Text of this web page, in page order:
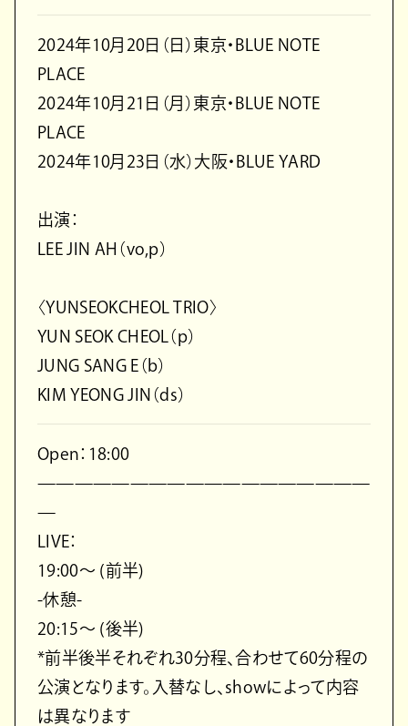
2024年10月20日（日）東京・BLUE NOTE
PLACE
2024年10月21日（月）東京・BLUE NOTE
PLACE
2024年10月23日（水）大阪・BLUE YARD
出演：
LEE JIN AH（vo,p）
〈YUNSEOKCHEOL TRIO〉
YUN SEOK CHEOL（p）
JUNG SANG E（b）
KIM YEONG JIN（ds）
Open：18:00
——————————————————
—
LIVE：
19:00〜 (前半)
-休憩-
20:15〜 (後半)
*前半後半それぞれ30分程、合わせて60分程の
公演となります。入替なし、showによって内容
は異なります